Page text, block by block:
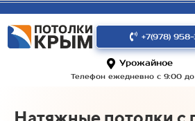
+7(978)
Урожайное
Телефон ежедневно с 9:00 до